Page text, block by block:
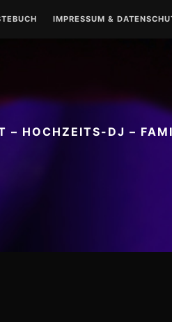
IMPRESSUM &
– HOCHZEITS-DJ –